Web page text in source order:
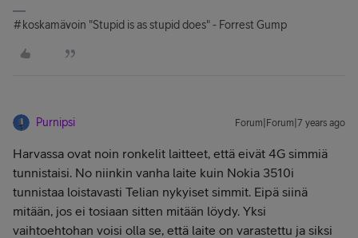
#koskamävoin "Stupid is as stupid does" - Forrest Gump
Purnipsi Forum|Forum|7 years ago
Harvassa ovat noin ronkelit laitteet, että eivät 4G simmiä
tunnistaisi. No niinkin vanha laite kuin Nokia 3510i
tunnistaa loistavasti Telian nykyiset simmit. Eipä siinä
mitään, jos ei tosiaan sitten mitään löydy. Yksi
vaihtoehtohan voisi olla se, että laite on varastettu ja siksi